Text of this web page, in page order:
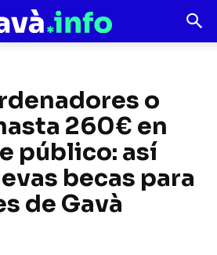
o
260€ en
público: así
becas para
de Gavà